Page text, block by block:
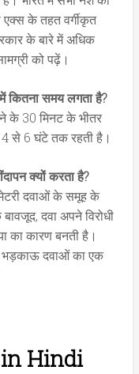
के तहत वर्गीकृत
के बारे में अधिक
को पढ़ें।
कितना समय लगता है?
के 30 मिनट के भीतर
से 6 घंटे तक रहती है।
क्यों करता है?
दवाओं के समूह के
दवा अपने विरोधी
का कारण बनती है।
भड़काऊ दवाओं का एक
in Hindi